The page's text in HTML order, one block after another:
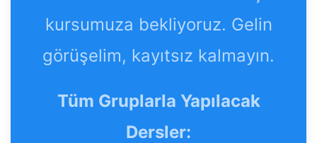
kursumuza bekliyoruz. Gelin
görüşelim, kayıtsız kalmayın.
Tüm Gruplarla Yapılacak
Dersler: